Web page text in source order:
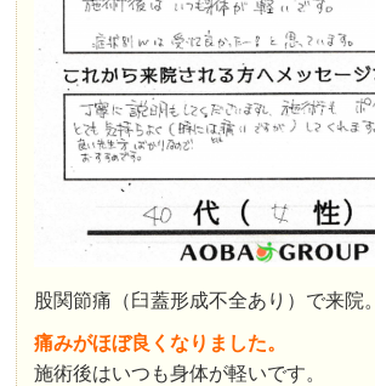
股関節痛（臼蓋形成不全あり）で来院。
痛みがほぼ良くなりました。
施術後はいつも身体が軽いです。